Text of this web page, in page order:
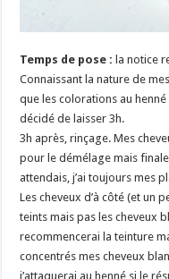
Temps de pose : la notice
Connaissant la nature de
que les colorations au henné
décidé de laisser 3h.
3h après, rinçage. Mes
pour le démélage mais
attendais, j’ai toujours mes
Les cheveux d’à côté (et un
teints mais pas les cheveux
recommencerai la teinture
concentrés mes cheveux
j’attaquerai au henné si le